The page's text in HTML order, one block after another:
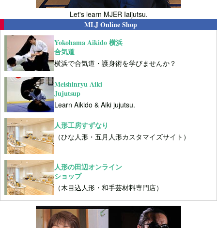
Let's learn MJER Iaijutsu.
MLJ Online Shop
Yokohama Aikido 横浜
合気道
横浜で合気道・護身術を学びませんか？
Meishinryu Aiki
Jujutsup
Learn Aikido & Aiki jujutsu.
人形工房すずなり
（ひな人形・五月人形カスタマイズサイト）
人形の田辺オンライン
ショップ
（木目込人形・和手芸材料専門店）